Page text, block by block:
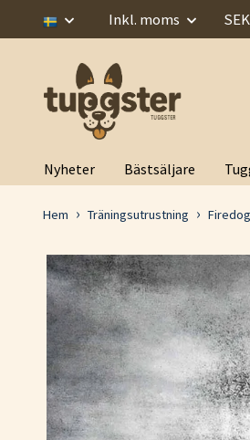
Inkl. moms SEK
Nyheter Bästsäljare
Hem Träningsutrustning